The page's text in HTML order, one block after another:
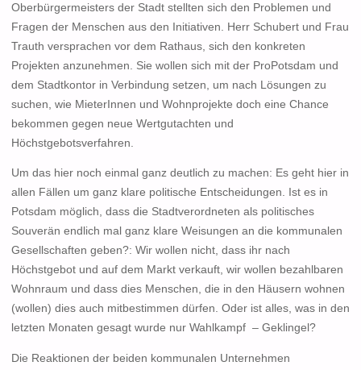
Oberbürgermeisters der Stadt stellten sich den Problemen und
Fragen der Menschen aus den Initiativen. Herr Schubert und Frau
Trauth versprachen vor dem Rathaus, sich den konkreten
Projekten anzunehmen. Sie wollen sich mit der ProPotsdam und
dem Stadtkontor in Verbindung setzen, um nach Lösungen zu
suchen, wie MieterInnen und Wohnprojekte doch eine Chance
bekommen gegen neue Wertgutachten und
Höchstgebotsverfahren.
Um das hier noch einmal ganz deutlich zu machen: Es geht hier in
allen Fällen um ganz klare politische Entscheidungen. Ist es in
Potsdam möglich, dass die Stadtverordneten als politisches
Souverän endlich mal ganz klare Weisungen an die kommunalen
Gesellschaften geben?: Wir wollen nicht, dass ihr nach
Höchstgebot und auf dem Markt verkauft, wir wollen bezahlbaren
Wohnraum und dass dies Menschen, die in den Häusern wohnen
(wollen) dies auch mitbestimmen dürfen. Oder ist alles, was in den
letzten Monaten gesagt wurde nur Wahlkampf – Geklingel?
Die Reaktionen der beiden kommunalen Unternehmen